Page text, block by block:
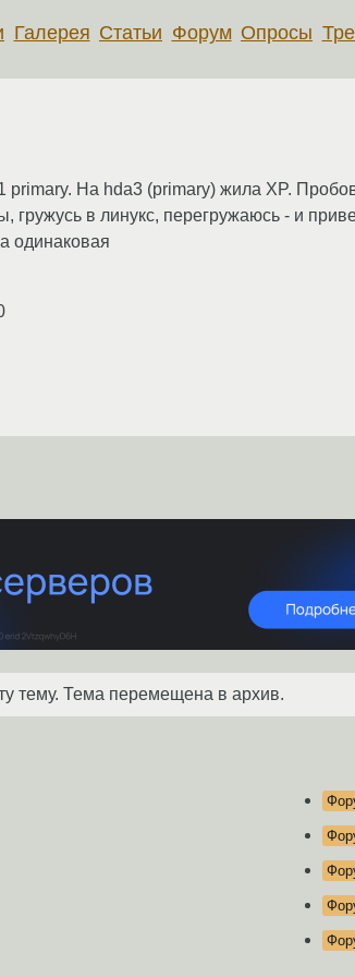
Галерея Статьи Форум Опросы
На hda3 (primary) жила XP.
гружусь в линукс, перегружаюсь - и
одинаковая
тему. Тема перемещена в архив.